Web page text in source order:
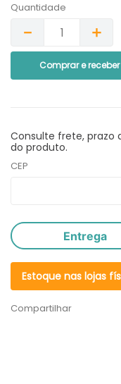
Quantidade
＋
－
Comprar e receber
Consulte frete, prazo
do produto.
CEP
Entrega
Estoque nas lojas
Compartilhar